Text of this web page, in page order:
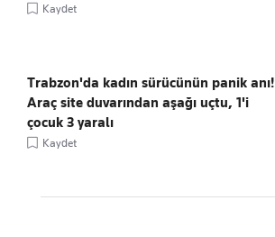
Kaydet
Trabzon'da kadın sürücünün panik anı!
Araç site duvarından aşağı uçtu, 1'i
çocuk 3 yaralı
Kaydet